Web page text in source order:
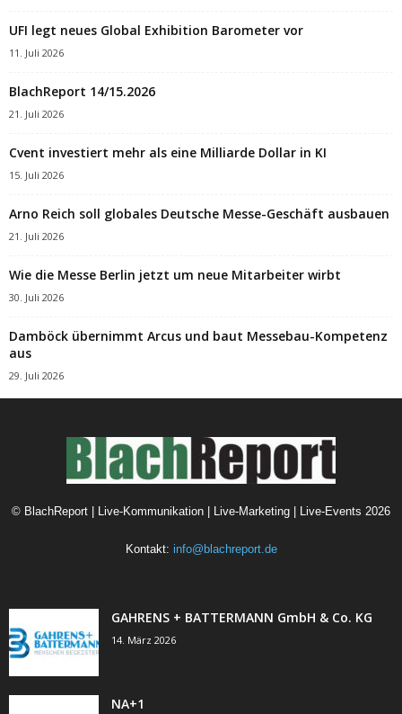
UFI legt neues Global Exhibition Barometer vor
11. Juli 2026
BlachReport 14/15.2026
21. Juli 2026
Cvent investiert mehr als eine Milliarde Dollar in KI
15. Juli 2026
Arno Reich soll globales Deutsche Messe-Geschäft ausbauen
21. Juli 2026
Wie die Messe Berlin jetzt um neue Mitarbeiter wirbt
30. Juli 2026
Damböck übernimmt Arcus und baut Messebau-Kompetenz
aus
29. Juli 2026
© BlachReport | Live-Kommunikation | Live-Marketing | Live-Events 2026
Kontakt: info@blachreport.de
GAHRENS + BATTERMANN GmbH & Co. KG
14. März 2026
NA+1